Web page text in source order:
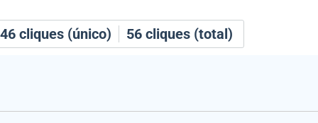
46 cliques (único) 56 cliques (total)